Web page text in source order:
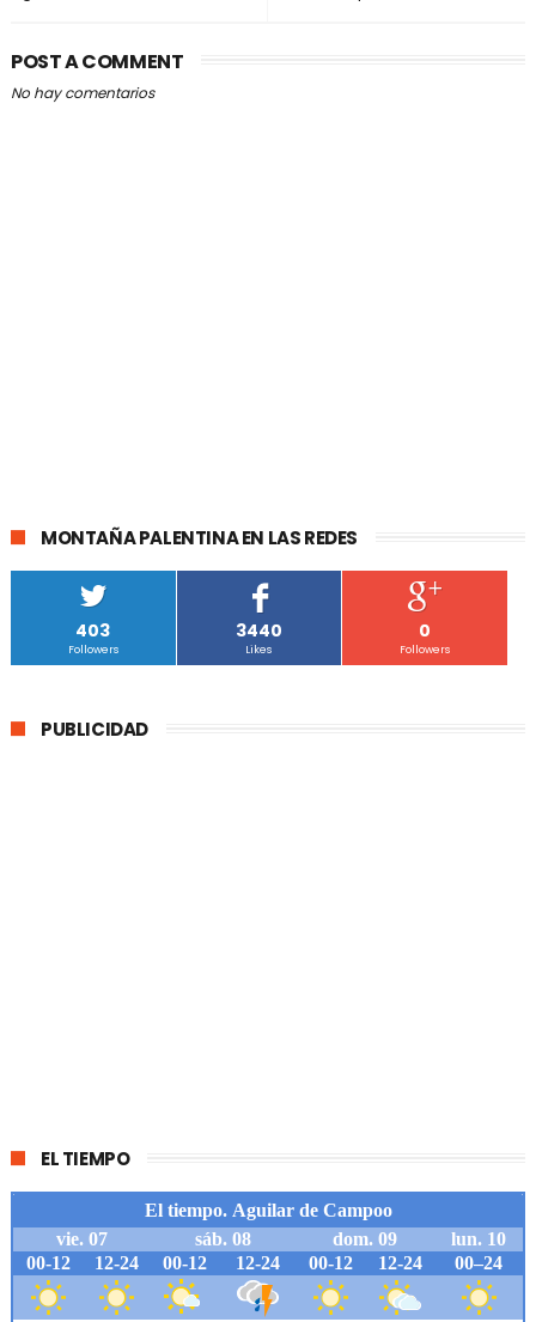
POST A COMMENT
No hay comentarios
MONTAÑA PALENTINA EN LAS REDES
403
Followers
3440
Likes
0
Followers
PUBLICIDAD
EL TIEMPO